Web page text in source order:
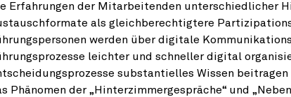
Erfahrungen der Mitarbeitenden unterschiedlicher
als gleichberechtigtere
werden über digitale
leichter und schneller digital
substantielles Wissen
Phänomen der „Hinterzimmergespräche“ und